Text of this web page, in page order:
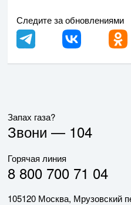
Следите за обновлениями
Запах газа?
Звони — 104
Горячая линия
8 800 700 71 04
105120 Москва, Мрузовский